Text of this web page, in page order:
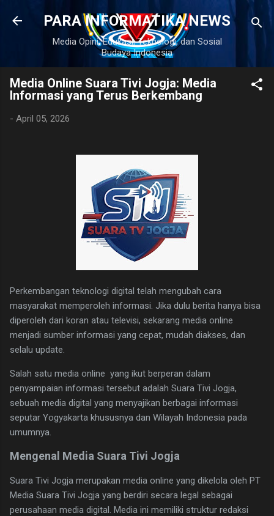
Langsung ke konten utama
PARA INFORMATIKA NEWS
Media Opini, Edukasi, Teknologi, dan Sosial
Budaya Indonesia
Media Online Suara Tivi Jogja: Media
Informasi yang Terus Berkembang
- April 05, 2026
Perkembangan teknologi digital telah mengubah cara
masyarakat memperoleh informasi. Jika dulu berita hanya bisa
diperoleh dari koran atau televisi, sekarang media online
menjadi sumber informasi yang cepat, mudah diakses, dan
selalu update.
Salah satu media online yang ikut berperan dalam
penyampaian informasi tersebut adalah Suara Tivi Jogja,
sebuah media digital yang menyajikan berbagai informasi
seputar Yogyakarta khususnya dan Wilayah Indonesia pada
umumnya.
Mengenal Media Suara Tivi Jogja
Suara Tivi Jogja merupakan media online yang dikelola oleh PT
Media Suara Tivi Jogja yang berdiri secara legal sebagai
perusahaan media digital. Media ini memiliki struktur redaksi